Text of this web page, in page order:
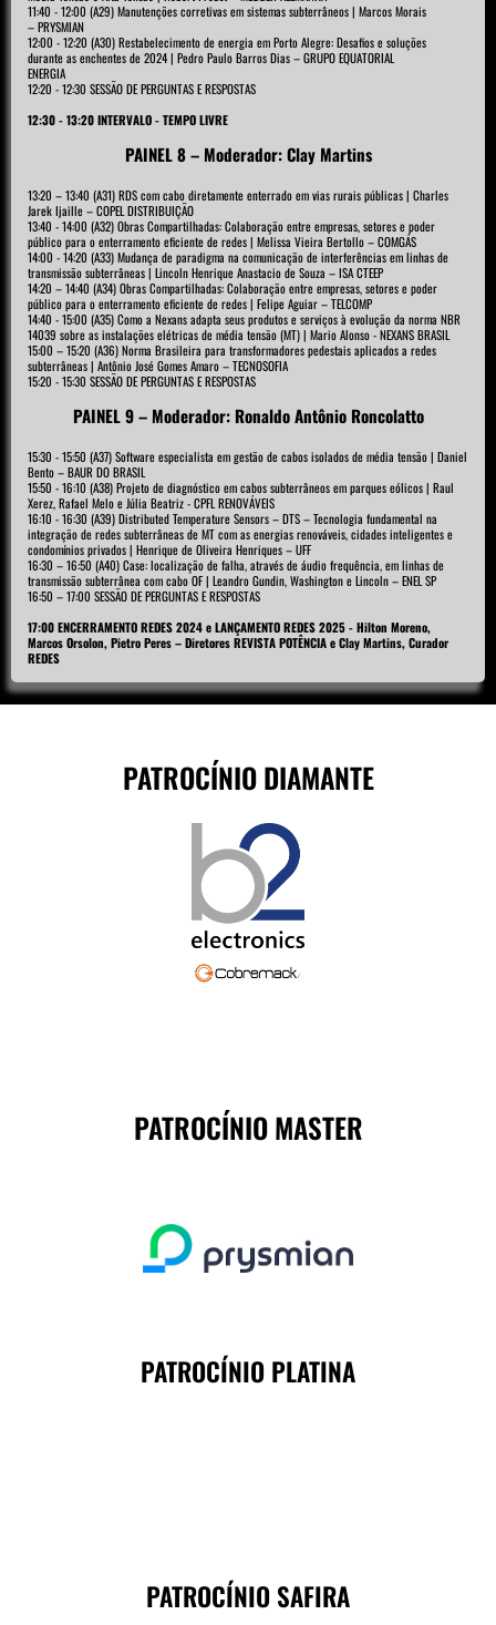
11:40 - 12:00 (A29) Manutenções corretivas em sistemas subterrâneos | Marcos Morais
– PRYSMIAN
12:00 - 12:20 (A30) Restabelecimento de energia em Porto Alegre: Desafios e soluções
durante as enchentes de 2024 | Pedro Paulo Barros Dias – GRUPO EQUATORIAL
ENERGIA
12:20 - 12:30 SESSÃO DE PERGUNTAS E RESPOSTAS
12:30 - 13:20 INTERVALO - TEMPO LIVRE
PAINEL 8 – Moderador: Clay Martins
13:20 – 13:40 (A31) RDS com cabo diretamente enterrado em vias rurais públicas | Charles
Jarek Ijaille – COPEL DISTRIBUIÇÃO
13:40 - 14:00 (A32) Obras Compartilhadas: Colaboração entre empresas, setores e poder
público para o enterramento eficiente de redes | Melissa Vieira Bertollo – COMGÁS
14:00 - 14:20 (A33) Mudança de paradigma na comunicação de interferências em linhas de
transmissão subterrâneas | Lincoln Henrique Anastacio de Souza – ISA CTEEP
14:20 – 14:40 (A34) Obras Compartilhadas: Colaboração entre empresas, setores e poder
público para o enterramento eficiente de redes | Felipe Aguiar – TELCOMP
14:40 - 15:00 (A35) Como a Nexans adapta seus produtos e serviços à evolução da norma NBR
14039 sobre as instalações elétricas de média tensão (MT) | Mario Alonso - NEXANS BRASIL
15:00 – 15:20 (A36) Norma Brasileira para transformadores pedestais aplicados a redes
subterrâneas | Antônio José Gomes Amaro – TECNOSOFIA
15:20 - 15:30 SESSÃO DE PERGUNTAS E RESPOSTAS
PAINEL 9 – Moderador: Ronaldo Antônio Roncolatto
15:30 - 15:50 (A37) Software especialista em gestão de cabos isolados de média tensão | Daniel
Bento – BAUR DO BRASIL
15:50 - 16:10 (A38) Projeto de diagnóstico em cabos subterrâneos em parques eólicos | Raul
Xerez, Rafael Melo e Júlia Beatriz - CPFL RENOVÁVEIS
16:10 - 16:30 (A39) Distributed Temperature Sensors – DTS – Tecnologia fundamental na
integração de redes subterrâneas de MT com as energias renováveis, cidades inteligentes e
condomínios privados | Henrique de Oliveira Henriques – UFF
16:30 – 16:50 (A40) Case: localização de falha, através de áudio frequência, em linhas de
transmissão subterrânea com cabo OF | Leandro Gundin, Washington e Lincoln – ENEL SP
16:50 – 17:00 SESSÃO DE PERGUNTAS E RESPOSTAS
17:00 ENCERRAMENTO REDES 2024 e LANÇAMENTO REDES 2025 - Hilton Moreno,
Marcos Orsolon, Pietro Peres – Diretores REVISTA POTÊNCIA e Clay Martins, Curador
REDES
PATROCÍNIO DIAMANTE
PATROCÍNIO MASTER
PATROCÍNIO PLATINA
PATROCÍNIO SAFIRA